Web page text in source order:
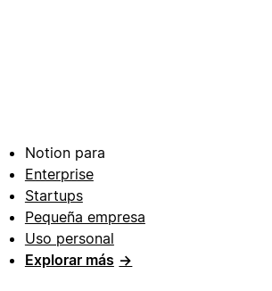
Notion para
Enterprise
Startups
Pequeña empresa
Uso personal
Explorar más →